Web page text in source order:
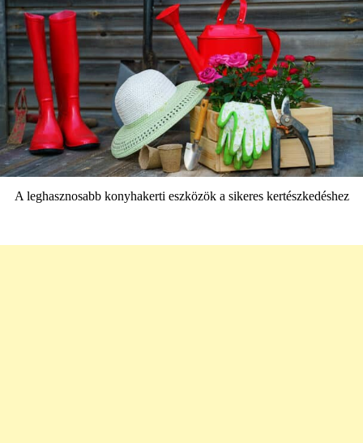
A leghasznosabb konyhakerti eszközök a sikeres kertészkedéshez